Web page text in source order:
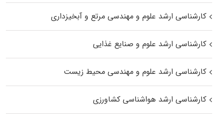
کارشناسی ارشد علوم و مهندسی مرتع و آبخیزداری
کارشناسی ارشد علوم و صنایع غذایی
کارشناسی ارشد علوم و مهندسی محیط زیست
کارشناسی ارشد هواشناسی کشاورزی